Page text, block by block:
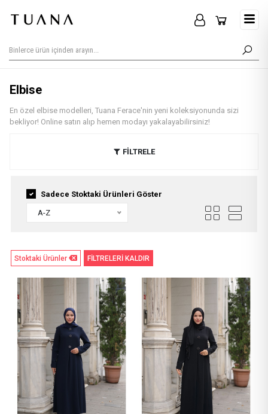
Elbise
En özel elbise modelleri, Tuana Ferace'nin yeni koleksiyonunda sizi
bekliyor! Online satın alıp hemen modayı yakalayabilirsiniz!
FİLTRELE
Sadece Stoktaki Ürünleri Göster
A-Z
Stoktaki Ürünler FİLTRELERİ KALDIR